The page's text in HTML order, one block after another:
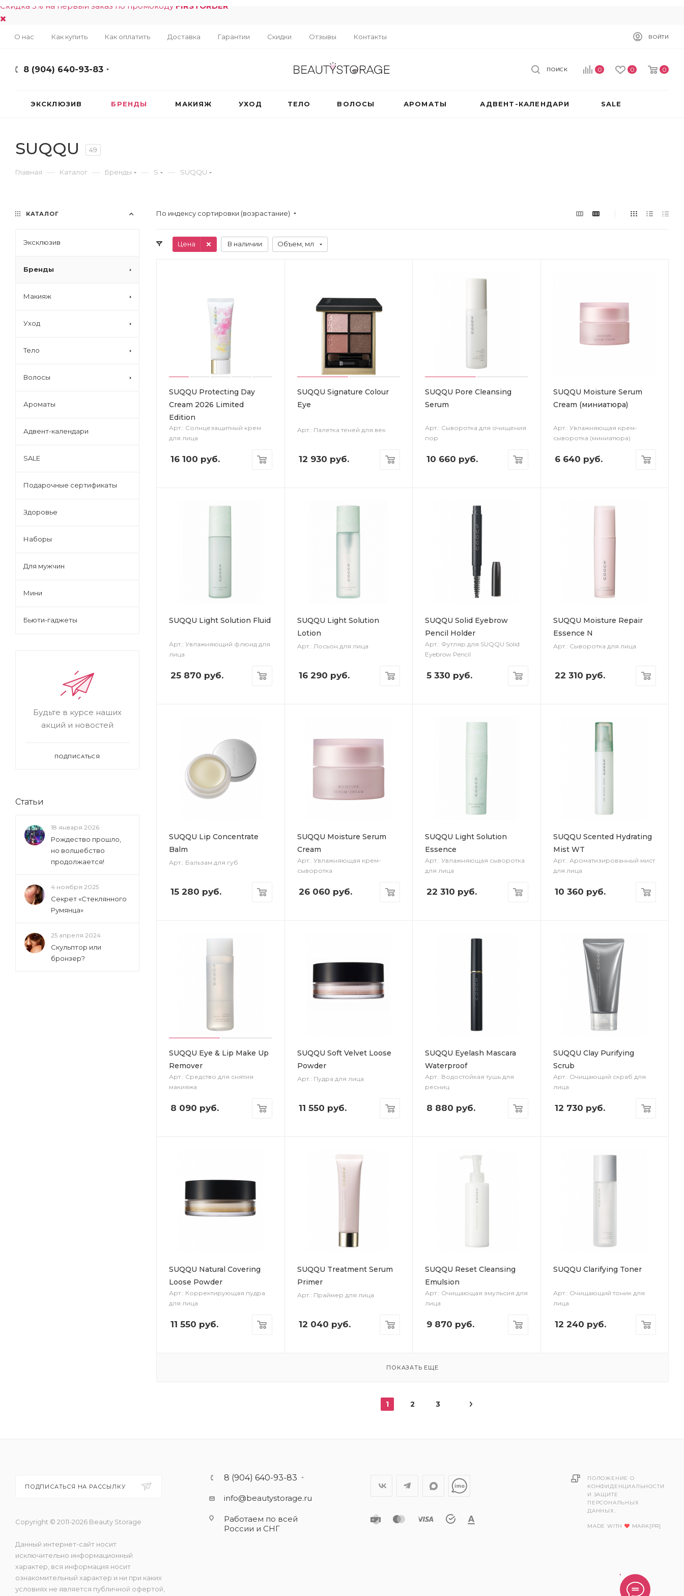
Скидка 5% на первый заказ по промокоду FIRSTORDER
О нас Как купить Как оплатить Доставка Гарантии Скидки Отзывы Контакты ВОЙТИ
8 (904) 640-93-83 0 0 0
ПОИСК
ЭКСКЛЮЗИВ БРЕНДЫ МАКИЯЖ УХОД ТЕЛО ВОЛОСЫ АРОМАТЫ АДВЕНТ-КАЛЕНДАРИ SALE
SUQQU 49
Главная — Каталог — Бренды — S — SUQQU
По индексу сортировки (возрастание)
Цена В наличии Объем, мл
SUQQU Protecting Day
Cream 2026 Limited
Edition
Арт.: Солнцезащитный крем
для лица
16 100 руб.
SUQQU Signature Colour
Eye
Арт.: Палетка теней для век
12 930 руб.
SUQQU Pore Cleansing
Serum
Арт.: Сыворотка для очищения
пор
10 660 руб.
SUQQU Moisture Serum
Cream (миниатюра)
Арт.: Увлажняющая крем-
сыворотка (миниатюра)
6 640 руб.
SUQQU Light Solution Fluid
Арт.: Увлажняющий флюид для
лица
25 870 руб.
SUQQU Light Solution
Lotion
Арт.: Лосьон для лица
16 290 руб.
SUQQU Solid Eyebrow
Pencil Holder
Арт.: Футляр для SUQQU Solid
Eyebrow Pencil
5 330 руб.
SUQQU Moisture Repair
Essence N
Арт.: Сыворотка для лица
22 310 руб.
SUQQU Lip Concentrate
Balm
Арт.: Бальзам для губ
15 280 руб.
SUQQU Moisture Serum
Cream
Арт.: Увлажняющая крем-
сыворотка
26 060 руб.
SUQQU Light Solution
Essence
Арт.: Увлажняющая сыворотка
для лица
22 310 руб.
SUQQU Scented Hydrating
Mist WT
Арт.: Ароматизированный мист
для лица
10 360 руб.
SUQQU Eye & Lip Make Up
Remover
Арт.: Средство для снятия
макияжа
8 090 руб.
SUQQU Soft Velvet Loose
Powder
Арт.: Пудра для лица
11 550 руб.
SUQQU Eyelash Mascara
Waterproof
Арт.: Водостойкая тушь для
ресниц
8 880 руб.
SUQQU Clay Purifying
Scrub
Арт.: Очищающий скраб для
лица
12 730 руб.
SUQQU Natural Covering
Loose Powder
Арт.: Корректирующая пудра
для лица
11 550 руб.
SUQQU Treatment Serum
Primer
Арт.: Праймер для лица
12 040 руб.
SUQQU Reset Cleansing
Emulsion
Арт.: Очищающая эмульсия для
лица
9 870 руб.
SUQQU Clarifying Toner
Арт.: Очищающий тоник для
лица
12 240 руб.
ПОКАЗАТЬ ЕЩЕ
1 2 3
КАТАЛОГ
Эксклюзив
Бренды
Макияж
Уход
Тело
Волосы
Ароматы
Адвент-календари
SALE
Подарочные сертификаты
Здоровье
Наборы
Для мужчин
Мини
Бьюти-гаджеты
Будьте в курсе наших
акций и новостей
ПОДПИСАТЬСЯ
Статьи
18 января 2026
Рождество прошло,
но волшебство
продолжается!
4 ноября 2025
Секрет «Стеклянного
Румянца»
25 апреля 2024
Скульптор или
бронзер?
ПОДПИСАТЬСЯ НА РАССЫЛКУ
Copyright © 2011-2026 Beauty Storage
Данный интернет-сайт носит
исключительно информационный
характер, вся информация носит
ознакомительный характер и ни при каких
условиях не является публичной офертой,
8 (904) 640-93-83
info@beautystorage.ru
Работаем по всей
России и СНГ
ПОЛОЖЕНИЕ О
КОНФИДЕНЦИАЛЬНОСТИ
И ЗАЩИТЕ
ПЕРСОНАЛЬНЫХ
ДАННЫХ.
MADE WITH MARK[PR]